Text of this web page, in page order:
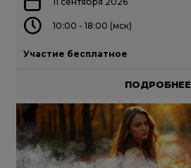
10:00 - 18:00 (мск)
Участие бесплатное
ПОДРОБНЕЕ